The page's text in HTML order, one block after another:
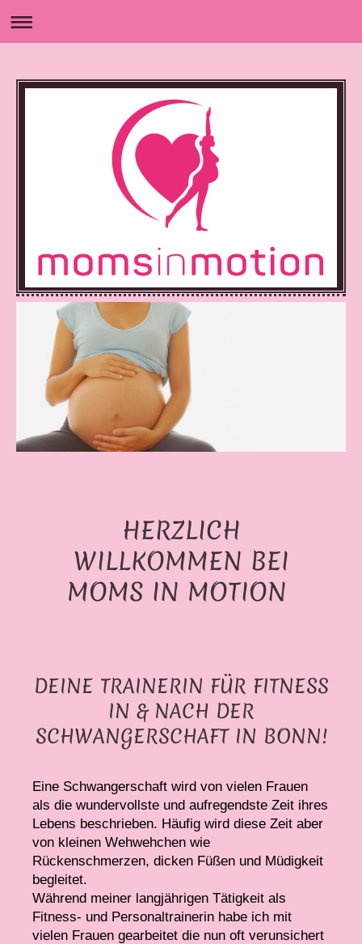
HERZLICH
WILLKOMMEN BEI
MOMS IN MOTION
DEINE TRAINERIN FÜR FITNESS
IN & NACH DER
SCHWANGERSCHAFT IN BONN!
Eine Schwangerschaft wird von vielen Frauen
als die wundervollste und aufregendste Zeit ihres
Lebens beschrieben. Häufig wird diese Zeit aber
von kleinen Wehwehchen wie
Rückenschmerzen, dicken Füßen und Müdigkeit
begleitet.
Während meiner langjährigen Tätigkeit als
Fitness- und Personaltrainerin habe ich mit
vielen Frauen gearbeitet die nun oft verunsichert